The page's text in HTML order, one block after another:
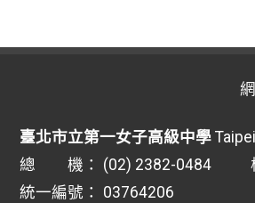
臺北市立第一女子高級中學
總 機： (02) 2382-0484 校
統一編號： 03764206